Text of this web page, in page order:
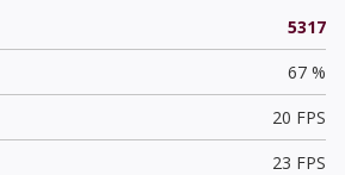
5317
67 %
20 FPS
23 FPS